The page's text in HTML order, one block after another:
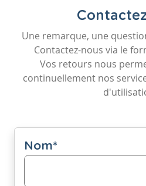
Une remarque, une
Contactez-nous via le
Vos retours nous
continuellement nos
Nom*